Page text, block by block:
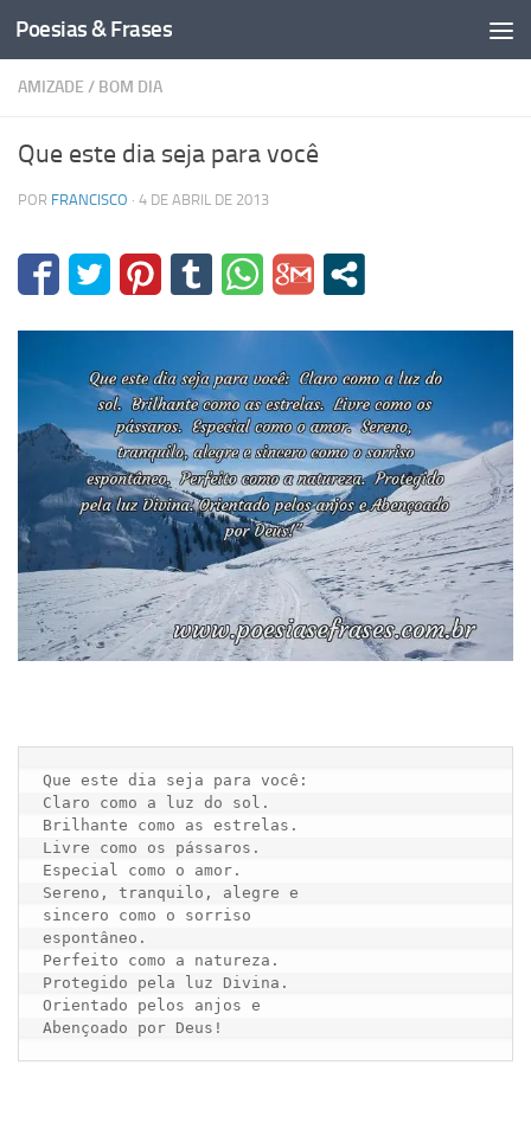
Skip to content
Poesias & Frases
AMIZADE / BOM DIA
Que este dia seja para você
POR FRANCISCO · 4 DE ABRIL DE 2013
Que este dia seja para você:
Claro como a luz do sol.
Brilhante como as estrelas.
Livre como os pássaros.
Especial como o amor.
Sereno, tranquilo, alegre e
sincero como o sorriso
espontâneo.
Perfeito como a natureza.
Protegido pela luz Divina.
Orientado pelos anjos e